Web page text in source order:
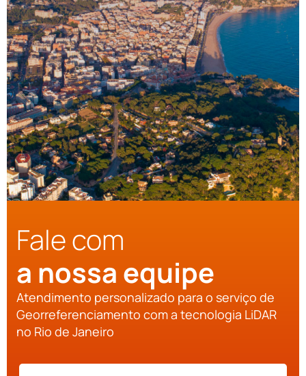
Fale com
a nossa equipe
Atendimento personalizado para o serviço de
Georreferenciamento com a tecnologia LiDAR
no Rio de Janeiro